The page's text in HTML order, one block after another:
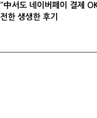
“中서도 네이버페이 결제
전한 생생한 후기